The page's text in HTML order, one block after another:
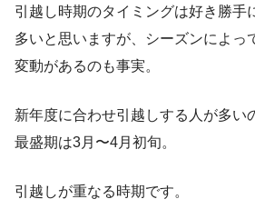
引越し時期のタイミングは好き勝手
多いと思いますが、シーズンによっ
変動があるのも事実。
新年度に合わせ引越しする人が多い
最盛期は3月〜4月初旬。
引越しが重なる時期です。